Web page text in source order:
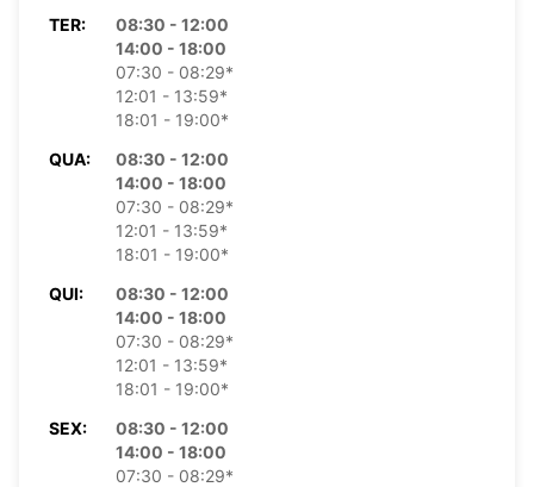
TER:
08:30 - 12:00
14:00 - 18:00
07:30 - 08:29*
12:01 - 13:59*
18:01 - 19:00*
QUA:
08:30 - 12:00
14:00 - 18:00
07:30 - 08:29*
12:01 - 13:59*
18:01 - 19:00*
QUI:
08:30 - 12:00
14:00 - 18:00
07:30 - 08:29*
12:01 - 13:59*
18:01 - 19:00*
SEX:
08:30 - 12:00
14:00 - 18:00
07:30 - 08:29*